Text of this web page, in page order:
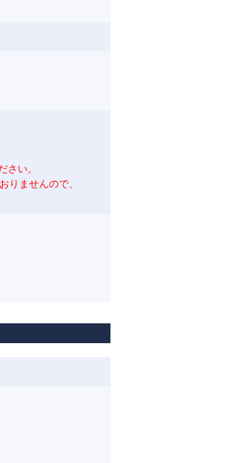
さい。
りませんので、